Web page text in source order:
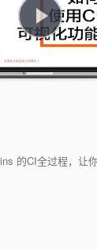
的CI全过程，让